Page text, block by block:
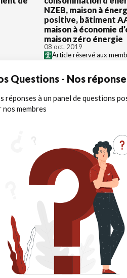
NZEB, maison à
positive, bâtiment
maison à économie
maison zéro énergie
08 oct. 2019
Article réservé aux
Questions - Nos
réponses à un panel de questions
nos membres